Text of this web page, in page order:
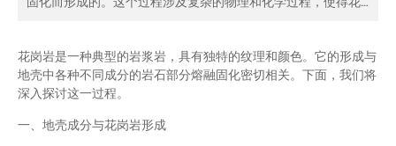
材料资源。
花岗岩是一种典型的岩浆岩，具有独特的纹理和颜色。它的形成与
地壳中各种不同成分的岩石部分熔融固化密切相关。下面，我们将
深入探讨这一过程。
一、地壳成分与花岗岩形成